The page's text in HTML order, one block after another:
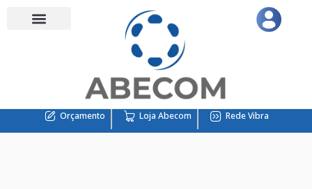
Orçamento Loja Abecom Rede Vibra